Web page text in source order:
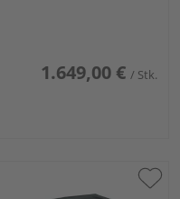
1.649,00 € / Stk.